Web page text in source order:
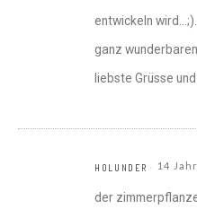
entwickeln
ganz
liebste Grüsse
HOLUNDER 14
der